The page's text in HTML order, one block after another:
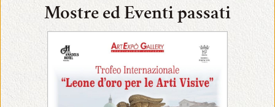
Mostre ed Eventi passati